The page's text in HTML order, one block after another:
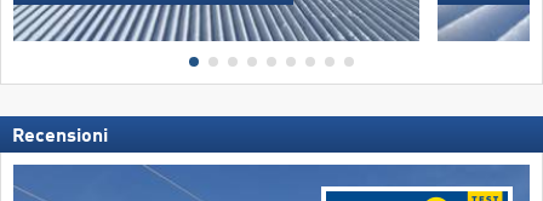
Recensioni